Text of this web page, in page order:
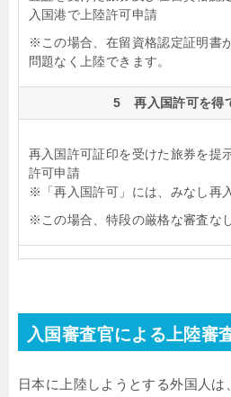
入国港で上陸許可申請
※この場合、在留資格認定証明書
問題なく上陸できます。
5 再入国許可を得
再入国許可証印を受けた旅券を提
許可申請
※「再入国許可」には、みなし再
※この場合、特段の厳格な審査な
入国審査官による上陸審
日本に上陸しようとする外国人